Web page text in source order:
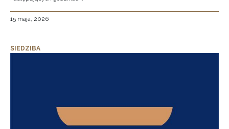
15 maja, 2026
SIEDZIBA